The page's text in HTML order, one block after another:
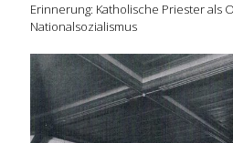
Erinnerung: Katholische Priester als
Nationalsozialismus